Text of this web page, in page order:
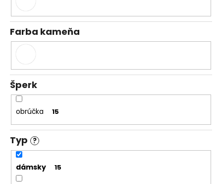
Farba kameňa
Šperk
obrúčka 15
Typ ?
dámsky 15